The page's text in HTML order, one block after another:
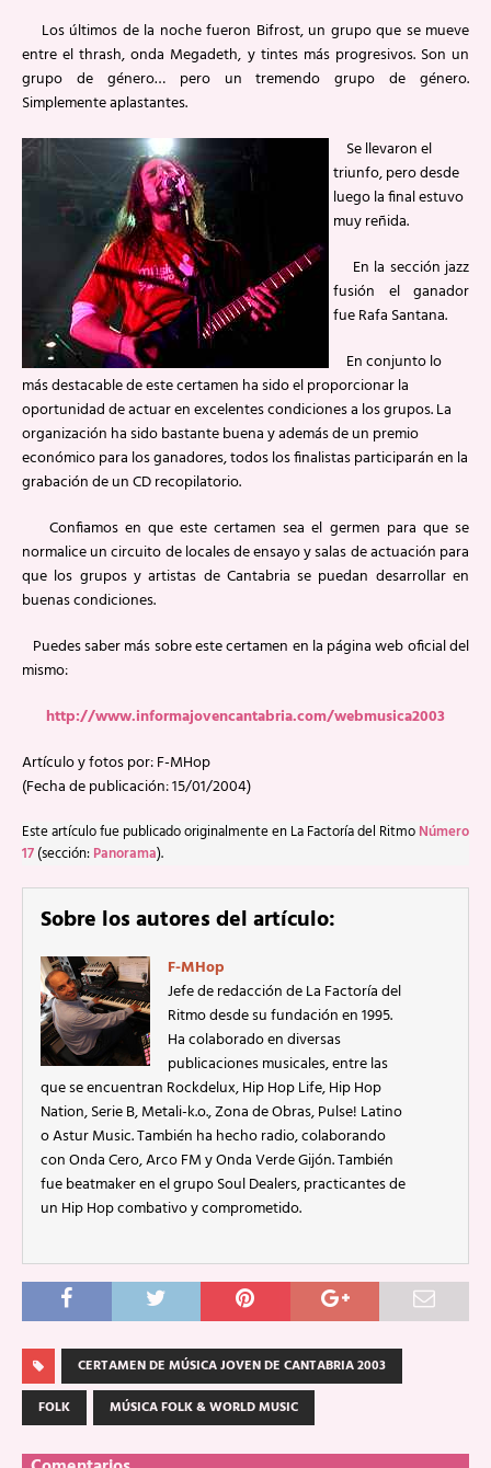
Los últimos de la noche fueron Bifrost, un grupo que se mueve
entre el thrash, onda Megadeth, y tintes más progresivos. Son un
grupo de género… pero un tremendo grupo de género.
Simplemente aplastantes.
Se llevaron el
triunfo, pero desde
luego la final estuvo
muy reñida.
En la sección jazz
fusión el ganador
fue Rafa Santana.
En conjunto lo
más destacable de este certamen ha sido el proporcionar la
oportunidad de actuar en excelentes condiciones a los grupos. La
organización ha sido bastante buena y además de un premio
económico para los ganadores, todos los finalistas participarán en la
grabación de un CD recopilatorio.
Confiamos en que este certamen sea el germen para que se
normalice un circuito de locales de ensayo y salas de actuación para
que los grupos y artistas de Cantabria se puedan desarrollar en
buenas condiciones.
Puedes saber más sobre este certamen en la página web oficial del
mismo:
http://www.informajovencantabria.com/webmusica2003
Artículo y fotos por: F-MHop
(Fecha de publicación: 15/01/2004)
Este artículo fue publicado originalmente en La Factoría del Ritmo Número
17 (sección: Panorama).
Sobre los autores del artículo:
F-MHop
Jefe de redacción de La Factoría del
Ritmo desde su fundación en 1995.
Ha colaborado en diversas
publicaciones musicales, entre las
que se encuentran Rockdelux, Hip Hop Life, Hip Hop
Nation, Serie B, Metali-k.o., Zona de Obras, Pulse! Latino
o Astur Music. También ha hecho radio, colaborando
con Onda Cero, Arco FM y Onda Verde Gijón. También
fue beatmaker en el grupo Soul Dealers, practicantes de
un Hip Hop combativo y comprometido.
CERTAMEN DE MÚSICA JOVEN DE CANTABRIA 2003
FOLK
MÚSICA FOLK & WORLD MUSIC